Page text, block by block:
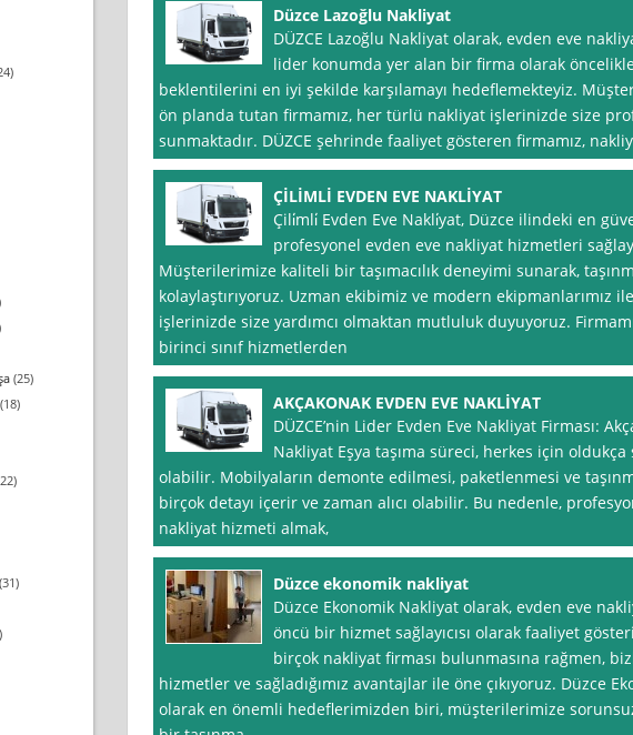
Düzce Lazoğlu Nakliyat
DÜZCE Lazoğlu Nakliyat olarak, evden eve
lider konumda yer alan bir firma olarak
beklentilerini en iyi şekilde karşılamayı hedeflemekteyiz.
ön planda tutan firmamız, her türlü nakliyat işlerinizde size
sunmaktadır. DÜZCE şehrinde faaliyet gösteren firmamız,
ÇİLİMLİ EVDEN EVE NAKLİYAT
Çili̇mli̇ Evden Eve Nakli̇yat, Düzce ilindeki en
profesyonel evden eve nakliyat hizmetleri
Müşterilerimize kaliteli bir taşımacılık deneyimi sunarak,
kolaylaştırıyoruz. Uzman ekibimiz ve modern ekipmanlarımız
işlerinizde size yardımcı olmaktan mutluluk duyuyoruz.
birinci sınıf hizmetlerden
AKÇAKONAK EVDEN EVE NAKLİYAT
DÜZCE’nin Lider Evden Eve Nakliyat Firması:
Nakliyat Eşya taşıma süreci, herkes için oldukça
olabilir. Mobilyaların demonte edilmesi, paketlenmesi ve
birçok detayı içerir ve zaman alıcı olabilir. Bu nedenle,
nakliyat hizmeti almak,
Düzce ekonomik nakliyat
Düzce Ekonomik Nakliyat olarak, evden eve
öncü bir hizmet sağlayıcısı olarak faaliyet
birçok nakliyat firması bulunmasına rağmen,
hizmetler ve sağladığımız avantajlar ile öne çıkıyoruz. Düzce
olarak en önemli hedeflerimizden biri, müşterilerimize
(25)